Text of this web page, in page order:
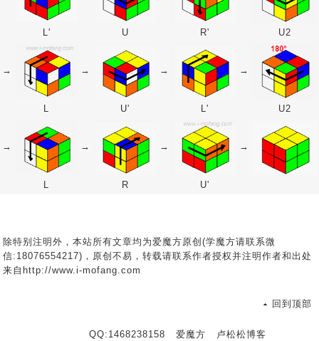
L' U R' U2
→ → → →
L U' L' U2
→ → → →
L R U'
除特别注明外，本站所有文章均为爱魔方原创(学魔方请联系微
信:18076554217)，原创不易，转载请联系作者授权并注明作者和出处
来自http://www.i-mofang.com
回到顶部
QQ:1468238158 爱魔方 卢松松博客